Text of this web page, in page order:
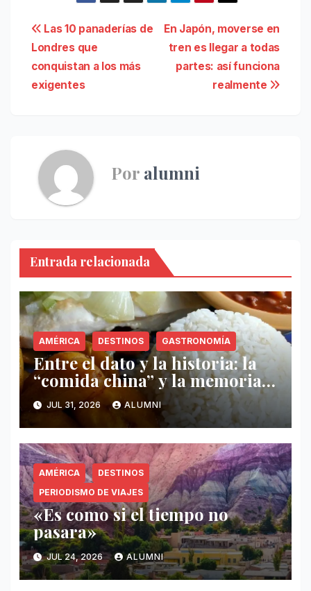
Navegación
de
entradas
En Japón, moverse en
tren es llegar a todas
partes: así funciona
realmente
Las 10 panaderías de
Londres que
conquistan a los más
exigentes
Por alumni
Entrada relacionada
AMÉRICA DESTINOS GASTRONOMÍA
Entre el dato y la historia: la
“comida china” y la memoria
invisible en Puerto Rico
JUL 31, 2026 ALUMNI
AMÉRICA
DESTINOS
PERIODISMO DE VIAJES
«Es como si el tiempo no
pasara»
JUL 24, 2026 ALUMNI